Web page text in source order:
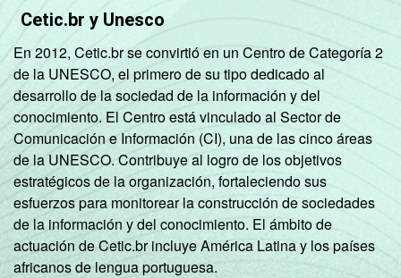
Cetic.br y Unesco
En 2012, Cetic.br se convirtió en un Centro de Categoría 2
de la UNESCO, el primero de su tipo dedicado al
desarrollo de la sociedad de la información y del
conocimiento. El Centro está vinculado al Sector de
Comunicación e Información (CI), una de las cinco áreas
de la UNESCO. Contribuye al logro de los objetivos
estratégicos de la organización, fortaleciendo sus
esfuerzos para monitorear la construcción de sociedades
de la información y del conocimiento. El ámbito de
actuación de Cetic.br incluye América Latina y los países
africanos de lengua portuguesa.